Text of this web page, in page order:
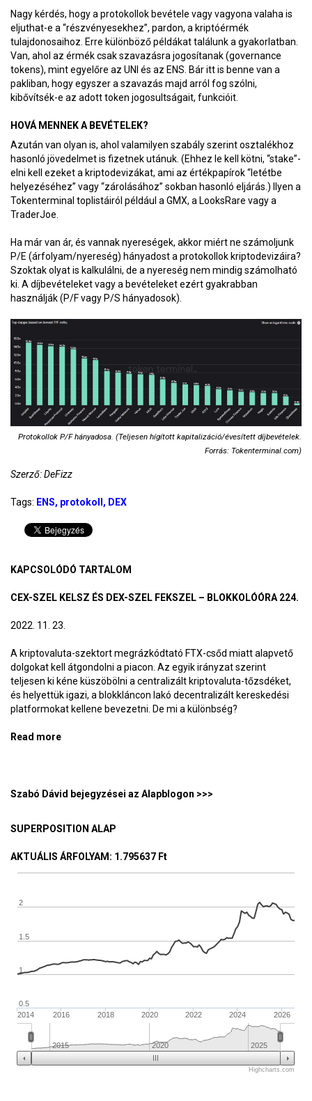
Nagy kérdés, hogy a protokollok bevétele vagy vagyona valaha is
eljuthat-e a “részvényesekhez”, pardon, a kriptóérmék
tulajdonosaihoz. Erre különböző példákat találunk a gyakorlatban.
Van, ahol az érmék csak szavazásra jogosítanak (governance
tokens), mint egyelőre az UNI és az ENS. Bár itt is benne van a
pakliban, hogy egyszer a szavazás majd arról fog szólni,
kibővítsék-e az adott token jogosultságait, funkcióit.
HOVÁ MENNEK A BEVÉTELEK?
Azután van olyan is, ahol valamilyen szabály szerint osztalékhoz
hasonló jövedelmet is fizetnek utánuk. (Ehhez le kell kötni, “stake”-
elni kell ezeket a kriptodevizákat, ami az értékpapírok “letétbe
helyezéséhez” vagy “zárolásához” sokban hasonló eljárás.) Ilyen a
Tokenterminal toplistáiról például a GMX, a LooksRare vagy a
TraderJoe.
Ha már van ár, és vannak nyereségek, akkor miért ne számoljunk
P/E (árfolyam/nyereség) hányadost a protokollok kriptodevizáira?
Szoktak olyat is kalkulálni, de a nyereség nem mindig számolható
ki. A díjbevételeket vagy a bevételeket ezért gyakrabban
használják (P/F vagy P/S hányadosok).
Protokollok P/F hányadosa. (Teljesen hígított kapitalizáció/évesített díjbevételek.
Forrás: Tokenterminal.com)
Szerző: DeFizz
Tags: ENS protokoll DEX
KAPCSOLÓDÓ TARTALOM
CEX-SZEL KELSZ ÉS DEX-SZEL FEKSZEL – BLOKKOLÓÓRA 224.
2022. 11. 23.
A kriptovaluta-szektort megrázkódtató FTX-csőd miatt alapvető
dolgokat kell átgondolni a piacon. Az egyik irányzat szerint
teljesen ki kéne küszöbölni a centralizált kriptovaluta-tőzsdéket,
és helyettük igazi, a blokkláncon lakó decentralizált kereskedési
platformokat kellene bevezetni. De mi a különbség?
Read more
Szabó Dávid bejegyzései az Alapblogon >>>
SUPERPOSITION ALAP
AKTUÁLIS ÁRFOLYAM : 1.795637 Ft
2016 2018 2020 2022 2024 2026
2014
2015 2020 2025
1
1.5
2
0.5
Highcharts.com